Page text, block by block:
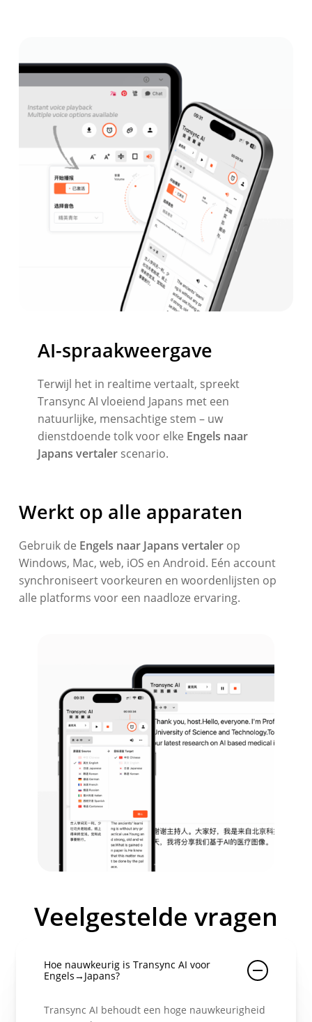
AI-spraakweergave
Terwijl het in realtime vertaalt, spreekt
Transync AI vloeiend Japans met een
natuurlijke, mensachtige stem – uw
dienstdoende tolk voor elke Engels naar
Japans vertalerscenario.
Werkt op alle apparaten
Gebruik de Engels naar Japans vertalerop
Windows, Mac, web, iOS en Android. Eén account
synchroniseert voorkeuren en woordenlijsten op
alle platforms voor een naadloze ervaring.
Veelgestelde vragen
Hoe nauwkeurig is Transync AI voor
Engels→Japans?
Transync AI behoudt een hoge nauwkeurigheid